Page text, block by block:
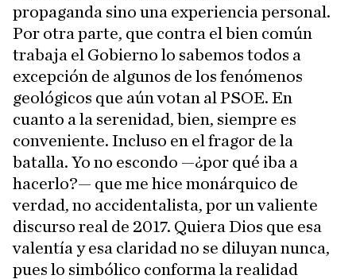
propaganda sino una experiencia personal.
Por otra parte, que contra el bien común
trabaja el Gobierno lo sabemos todos a
excepción de algunos de los fenómenos
geológicos que aún votan al PSOE. En
cuanto a la serenidad, bien, siempre es
conveniente. Incluso en el fragor de la
batalla. Yo no escondo —¿por qué iba a
hacerlo?— que me hice monárquico de
verdad, no accidentalista, por un valiente
discurso real de 2017. Quiera Dios que esa
valentía y esa claridad no se diluyan nunca,
pues lo simbólico conforma la realidad